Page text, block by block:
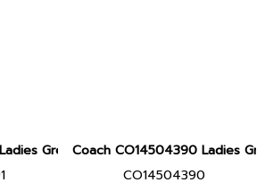
Greyson Women's Watch
Coach CO14504390 Ladies
CO14504390